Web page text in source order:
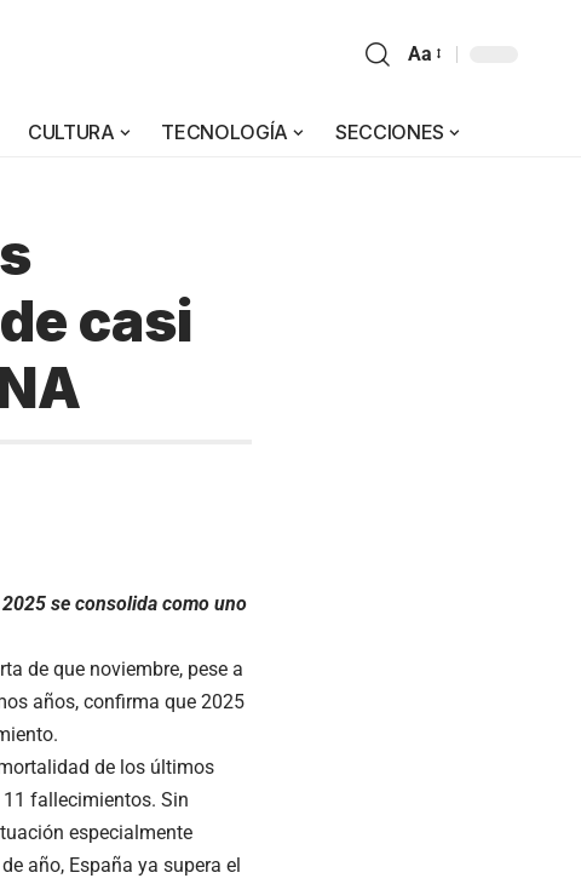
Aa
CULTURA TECNOLOGÍA SECCIONES
casi
se consolida como uno
de que noviembre, pese a
años, confirma que 2025
de los últimos
fallecimientos. Sin
especialmente
año, España ya supera el